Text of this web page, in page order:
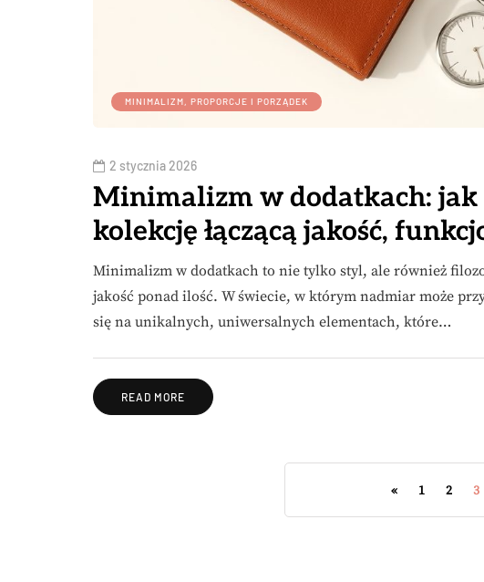
MINIMALIZM, PROPORCJE I PORZĄDEK
2 stycznia 2026
Minimalizm w dodatkach:
kolekcję łączącą jakość,
Minimalizm w dodatkach to nie tylko styl, ale również
jakość ponad ilość. W świecie, w którym nadmiar może
się na unikalnych, uniwersalnych elementach, które…
READ MORE
« 1 2 3